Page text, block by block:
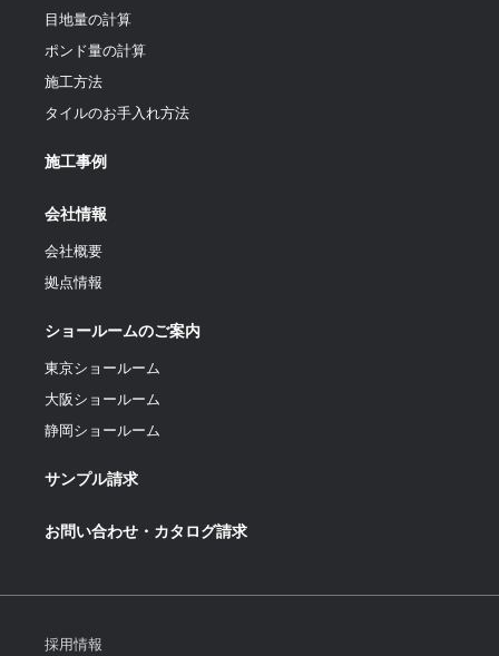
目地量の計算
ポンド量の計算
施工方法
タイルのお手入れ方法
施工事例
会社情報
会社概要
拠点情報
ショールームのご案内
東京ショールーム
大阪ショールーム
静岡ショールーム
サンプル請求
お問い合わせ・カタログ請求
採用情報